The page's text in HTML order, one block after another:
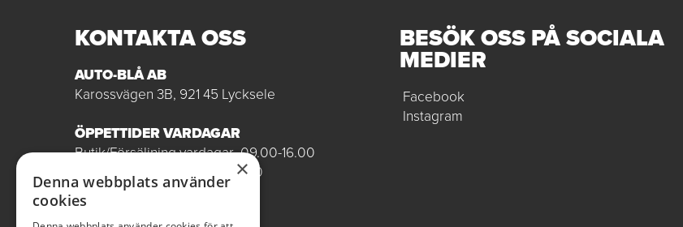
KONTAKTA OSS
AUTO-BLÅ AB
Karossvägen 3B, 921 45 Lycksele
ÖPPETTIDER VARDAGAR
Butik/Försäljning vardagar 09.00-16.00
Verkstad vardagar 07.00-16.00
Röda dagar stängt
BESÖK OSS PÅ SOCIALA
MEDIER
Facebook
Instagram
×
Denna webbplats använder
cookies